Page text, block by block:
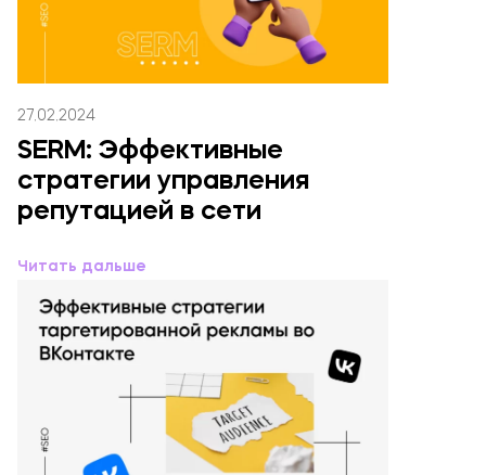
27.02.2024
SERM: Эффективные
стратегии управления
репутацией в сети
Читать дальше